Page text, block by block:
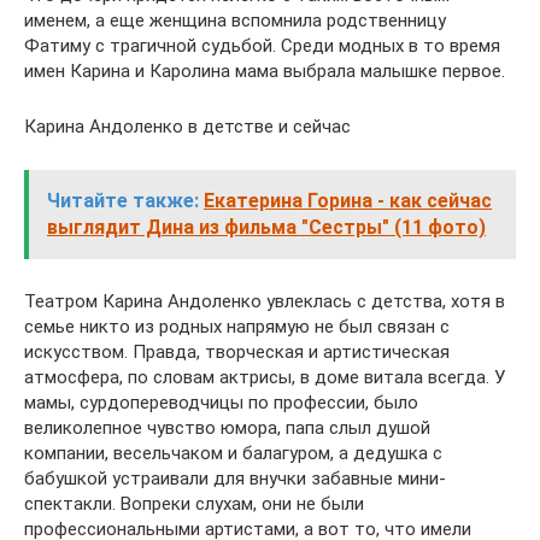
именем, а еще женщина вспомнила родственницу
Фатиму с трагичной судьбой. Среди модных в то время
имен Карина и Каролина мама выбрала малышке первое.
Карина Андоленко в детстве и сейчас
Читайте также: Екатерина Горина - как сейчас
выглядит Дина из фильма "Сестры" (11 фото)
Театром Карина Андоленко увлеклась с детства, хотя в
семье никто из родных напрямую не был связан с
искусством. Правда, творческая и артистическая
атмосфера, по словам актрисы, в доме витала всегда. У
мамы, сурдопереводчицы по профессии, было
великолепное чувство юмора, папа слыл душой
компании, весельчаком и балагуром, а дедушка с
бабушкой устраивали для внучки забавные мини-
спектакли. Вопреки слухам, они не были
профессиональными артистами, а вот то, что имели